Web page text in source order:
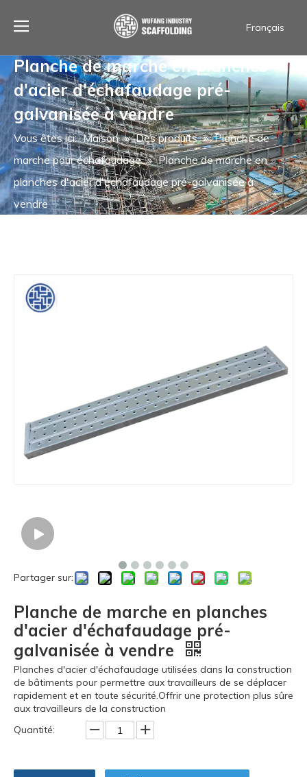
Français
Español
Português
ไทย
English
Planche de marche en planches
d'acier d'échafaudage pré-
galvanisée à vendre
Vous êtes ici: Maison » Des produits » Planche de
marche pour échafaudage » Planche de marche en
planches d'acier d'échafaudage pré-galvanisée à
vendre
Partager sur:
Planche de marche en planches
d'acier d'échafaudage pré-
galvanisée à vendre
Planches d'acier d'échafaudage utilisées dans la construction
de bâtiments pour permettre aux travailleurs de se déplacer
rapidement et en toute sécurité.Offrir une protection plus sûre
aux travailleurs de la construction
Quantité: